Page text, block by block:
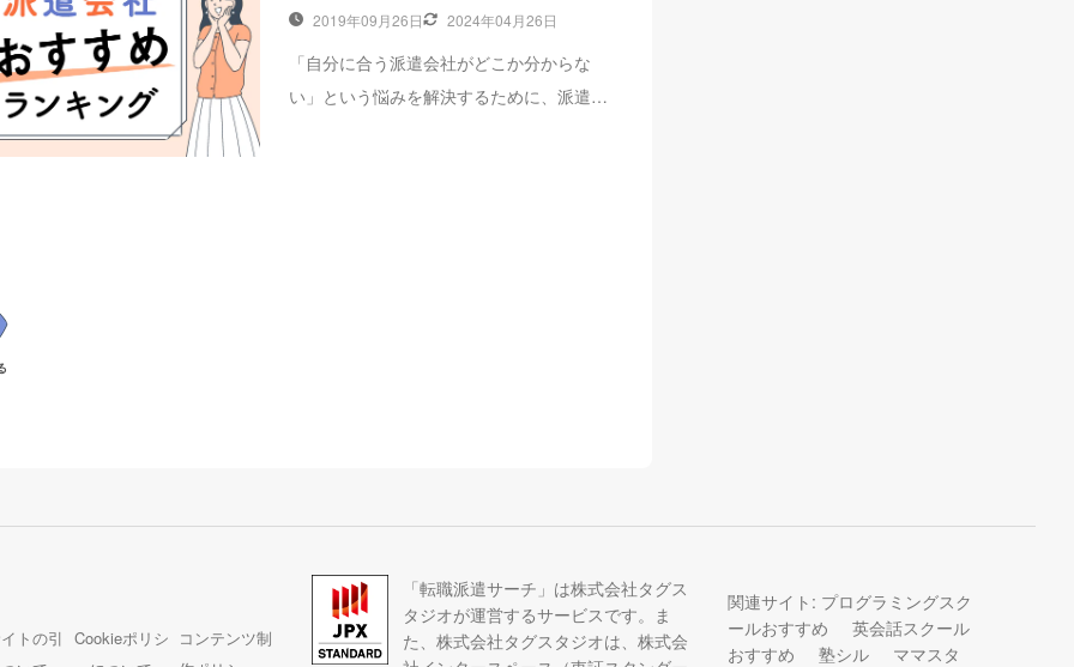
2019年09月26日 2024年04月26日
「自分に合う派遣会社がどこか分からな
い」という悩みを解決するために、派遣会
トの引 Cookieポリシ コンテンツ制
「転職派遣サーチ」は株式会社タグス
タジオが運営するサービスです。ま
た、株式会社タグスタジオは、株式会
関連サイト: プログラミングスク
ールおすすめ
英会話スクール
おすすめ
塾シル ママスタ